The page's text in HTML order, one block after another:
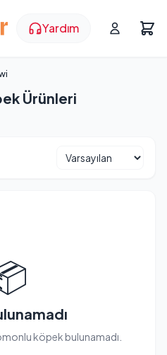
Yardım
Ürünleri
köpek bulunamadı.